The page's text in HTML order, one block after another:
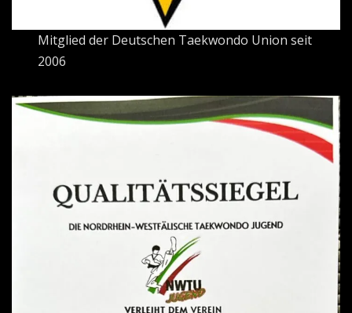
Mitglied der Deutschen Taekwondo Union seit
2006